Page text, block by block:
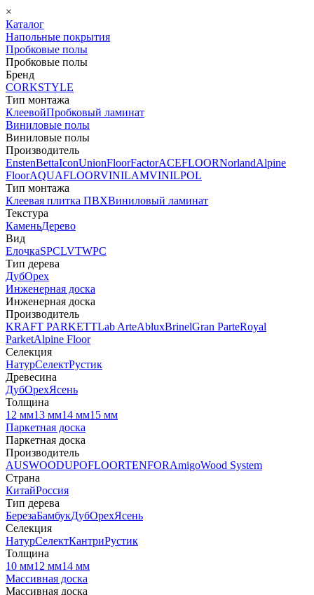
×
Каталог
Напольные покрытия
Пробковые полы
Пробковые полы
Бренд
CORKSTYLE
Тип монтажа
КлеевойПробковый ламинат
Виниловые полы
Виниловые полы
Производитель
EnstenBettaIconUnionFloorFactorACEFLOORNorlandAlpine
FloorAQUAFLOORVINILAMVINILPOL
Тип монтажа
Клеевая плитка ПВХВиниловый ламинат
Текстура
КаменьДерево
Вид
ЕлочкаSPCLVTWPC
Тип дерева
ДубОрех
Инженерная доска
Инженерная доска
Производитель
KRAFT PARKETTLab ArteAbluxBrinelGran ParteRoyal
ParketAlpine Floor
Селекция
НатурСелектРустик
Древесина
ДубОрехЯсень
Толщина
12 мм13 мм14 мм15 мм
Паркетная доска
Паркетная доска
Производитель
AUSWOODUPOFLOORTENFORAmigoWood System
Страна
КитайРоссия
Тип дерева
БерезаБамбукДубОрехЯсень
Селекция
НатурСелектКантриРустик
Толщина
10 мм12 мм14 мм
Массивная доска
Массивная доска